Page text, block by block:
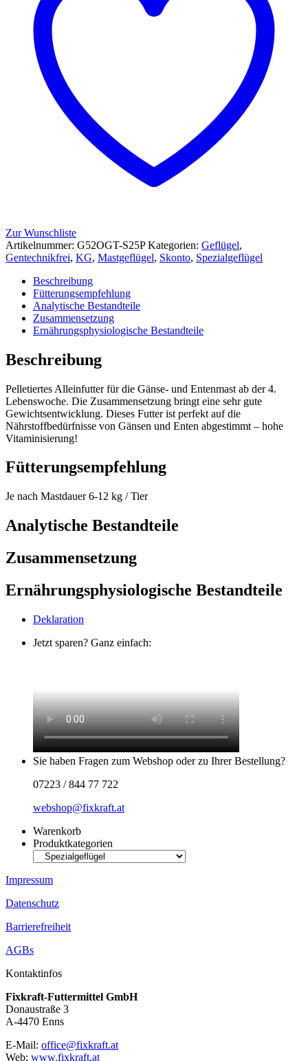
Zur Wunschliste
Artikelnummer: G52OGT-S25P Kategorien: Geflügel,
Gentechnikfrei, KG, Mastgeflügel, Skonto, Spezialgeflügel
Beschreibung
Fütterungsempfehlung
Analytische Bestandteile
Zusammensetzung
Ernährungsphysiologische Bestandteile
Beschreibung
Pelletiertes Alleinfutter für die Gänse- und Entenmast ab der 4.
Lebenswoche. Die Zusammensetzung bringt eine sehr gute
Gewichtsentwicklung. Dieses Futter ist perfekt auf die
Nährstoffbedürfnisse von Gänsen und Enten abgestimmt – hohe
Vitaminisierung!
Fütterungsempfehlung
Je nach Mastdauer 6-12 kg / Tier
Analytische Bestandteile
Zusammensetzung
Ernährungsphysiologische Bestandteile
Deklaration
Jetzt sparen? Ganz einfach:
Sie haben Fragen zum Webshop oder zu Ihrer Bestellung?
07223 / 844 77 722
webshop@fixkraft.at
Warenkorb
Produktkategorien
Impressum
Datenschutz
Barrierefreiheit
AGBs
Kontaktinfos
Fixkraft-Futtermittel GmbH
Donaustraße 3
A-4470 Enns
E-Mail: office@fixkraft.at
Web: www.fixkraft.at